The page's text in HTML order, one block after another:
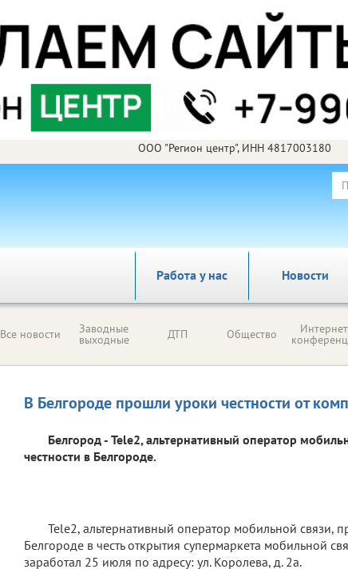
ООО "Регион центр", ИНН 4817003180
Работа у нас Новости
Все новости Заводные
выходные ДТП Общество
В Белгороде прошли уроки честности от
Белгород - Tele2, альтернативный оператор
честности в Белгороде.
Tele2, альтернативный оператор мобильной связи,
Белгороде в честь открытия супермаркета мобильной
заработал 25 июля по адресу: ул. Королева, д. 2а.